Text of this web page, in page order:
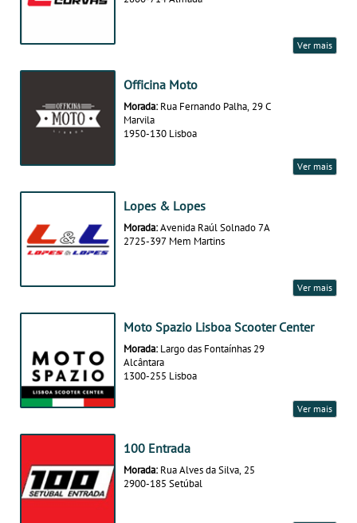
Ver mais
Officina Moto
Morada: Rua Fernando Palha, 29 C
Marvila
1950-130 Lisboa
Ver mais
Lopes & Lopes
Morada:Avenida Raúl Solnado 7A
2725-397 Mem Martins
Ver mais
Moto Spazio Lisboa Scooter Center
Morada: Largo das Fontaínhas 29
Alcântara
1300-255 Lisboa
Ver mais
100 Entrada
Morada: Rua Alves da Silva, 25
2900-185 Setúbal